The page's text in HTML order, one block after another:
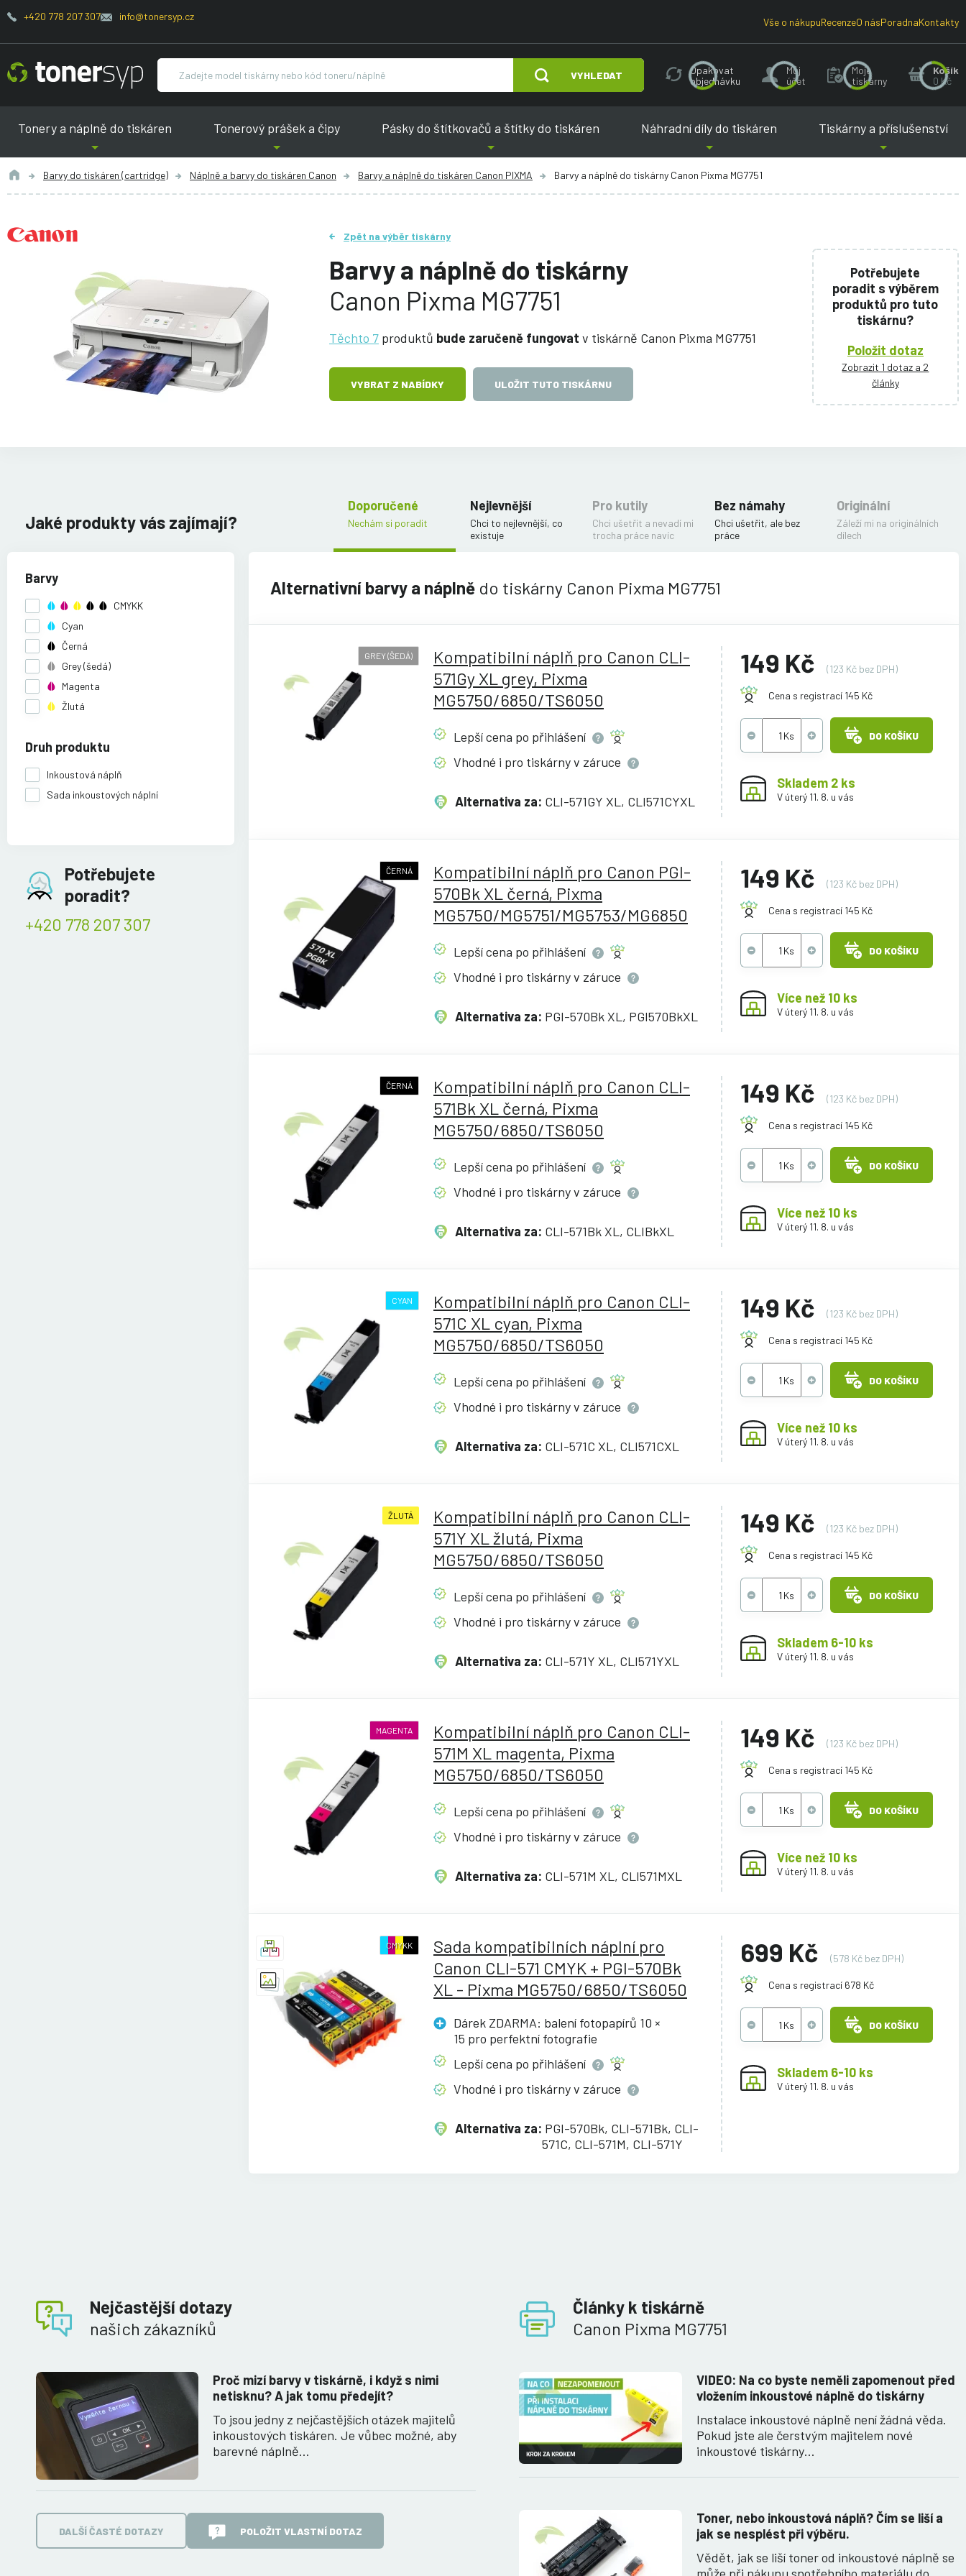
+420 778 207 307 info@tonersyp.cz Vše o nákupuRecenzeO násPoradnaKontakty
VYHLEDAT
Opakovat
objednávku
Můj
účet
Moje
tiskárny
Košík
0 Kč
Tonery a náplně do tiskáren Tonerový prášek a čipy Pásky do štítkovačů a štítky do tiskáren Náhradní díly do tiskáren Tiskárny a příslušenství
Barvy do tiskáren (cartridge) Náplně a barvy do tiskáren Canon Barvy a náplně do tiskáren Canon PIXMA Barvy a náplně do tiskárny Canon Pixma MG7751
Zpět na výběr tiskárny
Barvy a náplně do tiskárny
Canon Pixma MG7751
Těchto 7produktů bude zaručeně fungovat v tiskárně Canon Pixma MG7751
VYBRAT Z NABÍDKY ULOŽIT TUTO TISKÁRNU
Potřebujete
poradit s výběrem
produktů pro tuto
tiskárnu?
Položit dotaz
Zobrazit 1 dotaz a 2
články
Jaké produkty vás zajímají?
Barvy
CMYKK
Cyan
Černá
Grey (šedá)
Magenta
Žlutá
Druh produktu
Inkoustová náplň
Sada inkoustových náplní
Potřebujete
poradit?
+420 778 207 307
Doporučené
Nechám si poradit
Nejlevnější
Chci to nejlevnější, co
existuje
Pro kutily
Chci ušetřit a nevadí mi
trocha práce navíc
Bez námahy
Chci ušetřit, ale bez
práce
Originální
Záleží mi na originálních
dílech
Alternativní barvy a náplně do tiskárny Canon Pixma MG7751
GREY (ŠEDÁ)
Kompatibilní náplň pro Canon CLI-
571Gy XL grey, Pixma
MG5750/6850/TS6050
Lepší cena po přihlášení
Vhodné i pro tiskárny v záruce
Alternativa za: CLI-571GY XL, CLI571CYXL
149 Kč (123 Kč bez DPH)
Cena s registrací 145 Kč
DO KOŠÍKU
Skladem 2 ks
V úterý 11. 8. u vás
ČERNÁ
Kompatibilní náplň pro Canon PGI-
570Bk XL černá, Pixma
MG5750/MG5751/MG5753/MG6850
Lepší cena po přihlášení
Vhodné i pro tiskárny v záruce
Alternativa za: PGI-570Bk XL, PGI570BkXL
149 Kč (123 Kč bez DPH)
Cena s registrací 145 Kč
DO KOŠÍKU
Více než 10 ks
V úterý 11. 8. u vás
ČERNÁ
Kompatibilní náplň pro Canon CLI-
571Bk XL černá, Pixma
MG5750/6850/TS6050
Lepší cena po přihlášení
Vhodné i pro tiskárny v záruce
Alternativa za: CLI-571Bk XL, CLIBkXL
149 Kč (123 Kč bez DPH)
Cena s registrací 145 Kč
DO KOŠÍKU
Více než 10 ks
V úterý 11. 8. u vás
CYAN
Kompatibilní náplň pro Canon CLI-
571C XL cyan, Pixma
MG5750/6850/TS6050
Lepší cena po přihlášení
Vhodné i pro tiskárny v záruce
Alternativa za: CLI-571C XL, CLI571CXL
149 Kč (123 Kč bez DPH)
Cena s registrací 145 Kč
DO KOŠÍKU
Více než 10 ks
V úterý 11. 8. u vás
ŽLUTÁ
Kompatibilní náplň pro Canon CLI-
571Y XL žlutá, Pixma
MG5750/6850/TS6050
Lepší cena po přihlášení
Vhodné i pro tiskárny v záruce
Alternativa za: CLI-571Y XL, CLI571YXL
149 Kč (123 Kč bez DPH)
Cena s registrací 145 Kč
DO KOŠÍKU
Skladem 6-10 ks
V úterý 11. 8. u vás
MAGENTA
Kompatibilní náplň pro Canon CLI-
571M XL magenta, Pixma
MG5750/6850/TS6050
Lepší cena po přihlášení
Vhodné i pro tiskárny v záruce
Alternativa za: CLI-571M XL, CLI571MXL
149 Kč (123 Kč bez DPH)
Cena s registrací 145 Kč
DO KOŠÍKU
Více než 10 ks
V úterý 11. 8. u vás
CMYKK
Sada kompatibilních náplní pro
Canon CLI-571 CMYK + PGI-570Bk
XL - Pixma MG5750/6850/TS6050
Dárek ZDARMA: balení fotopapírů 10 ×
15 pro perfektní fotografie
Lepší cena po přihlášení
Vhodné i pro tiskárny v záruce
Alternativa za: PGI-570Bk, CLI-571Bk, CLI-
571C, CLI-571M, CLI-571Y
699 Kč (578 Kč bez DPH)
Cena s registrací 678 Kč
DO KOŠÍKU
Skladem 6-10 ks
V úterý 11. 8. u vás
Nejčastější dotazy
našich zákazníků
Články k tiskárně
Canon Pixma MG7751
Proč mizí barvy v tiskárně, i když s nimi
netisknu? A jak tomu předejít?
To jsou jedny z nejčastějších otázek majitelů
inkoustových tiskáren. Je vůbec možné, aby
barevné náplně…
DALŠÍ ČASTÉ DOTAZY POLOŽIT VLASTNÍ DOTAZ
VIDEO: Na co byste neměli zapomenout před
vložením inkoustové náplně do tiskárny
Instalace inkoustové náplně není žádná věda.
Pokud jste ale čerstvým majitelem nové
inkoustové tiskárny…
Toner, nebo inkoustová náplň? Čím se liší a
jak se nesplést při výběru.
Vědět, jak se liší toner od inkoustové náplně se